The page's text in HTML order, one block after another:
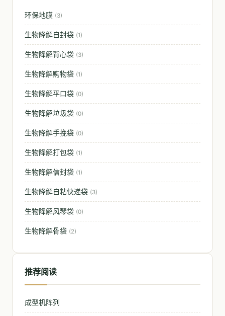
环保地膜 (3)
生物降解自封袋 (1)
生物降解背心袋 (3)
生物降解购物袋 (1)
生物降解平口袋 (0)
生物降解垃圾袋 (0)
生物降解手挽袋 (0)
生物降解打包袋 (1)
生物降解信封袋 (1)
生物降解自粘快递袋 (3)
生物降解风琴袋 (0)
生物降解骨袋 (2)
推荐阅读
成型机阵列